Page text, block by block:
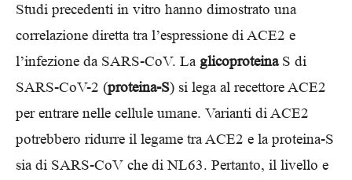
Studi precedenti in vitro hanno dimostrato una
correlazione diretta tra l’espressione di ACE2 e
l’infezione da SARS-CoV. La glicoproteinaS di
SARS-CoV-2 (proteina-S) si lega al recettore ACE2
per entrare nelle cellule umane. Varianti di ACE2
potrebbero ridurre il legame tra ACE2 e la proteina-S
sia di SARS-CoV che di NL63. Pertanto, il livello e